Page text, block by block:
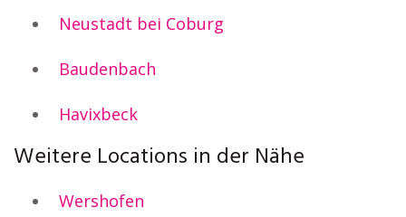
Neustadt bei Coburg
Baudenbach
Havixbeck
Weitere Locations in der Nähe
Wershofen